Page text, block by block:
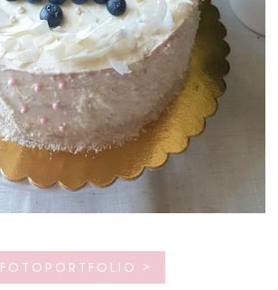
FOTOPORTFOLIO >